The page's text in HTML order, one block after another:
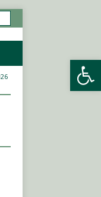
Werkzeugleiste öffnen